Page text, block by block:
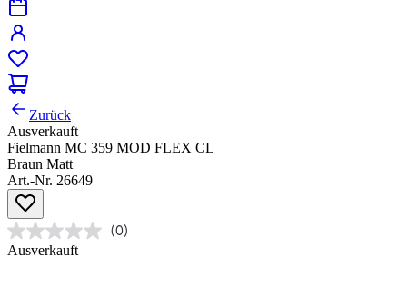
Zurück
Ausverkauft
Fielmann MC 359 MOD FLEX CL
Braun Matt
Art.-Nr. 26649
(0)
Ausverkauft